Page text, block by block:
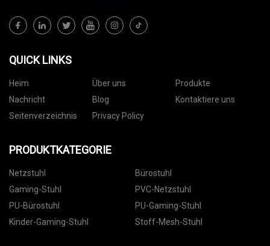
QUICK LINKS
Heim Über uns
Produkte
Nachricht
Blog
Kontaktiere uns
Seitenverzeichnis
Privacy Policy
PRODUKTKATEGORIE
Netzstuhl
Bürostuhl
Gaming-Stuhl
PVC-Netzstuhl
PU-Bürostuhl
PU-Gaming-Stuhl
Kinder-Gaming-Stuhl
Stoff-Mesh-Stuhl